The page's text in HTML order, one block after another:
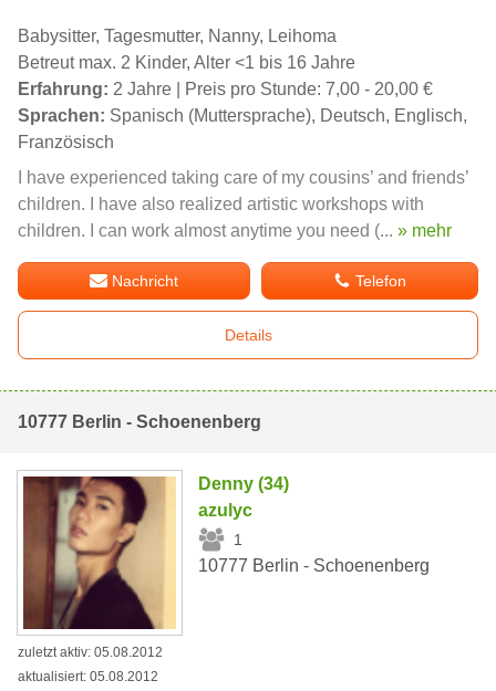
Babysitter, Tagesmutter, Nanny, Leihoma
Betreut max. 2 Kinder, Alter <1 bis 16 Jahre
Erfahrung: 2 Jahre | Preis pro Stunde: 7,00 - 20,00 €
Sprachen: Spanisch (Muttersprache), Deutsch, Englisch,
Französisch
I have experienced taking care of my cousins’ and friends’
children. I have also realized artistic workshops with
children. I can work almost anytime you need (... » mehr
Nachricht Telefon
Details
10777 Berlin - Schoenenberg
Denny (34)
azulyc
1
10777 Berlin - Schoenenberg
zuletzt aktiv: 05.08.2012
aktualisiert: 05.08.2012